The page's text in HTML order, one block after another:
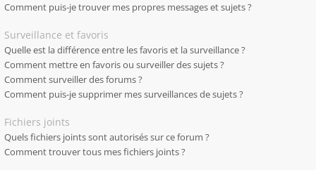
Comment puis-je trouver mes propres messages et sujets ?
Surveillance et favoris
Quelle est la différence entre les favoris et la surveillance ?
Comment mettre en favoris ou surveiller des sujets ?
Comment surveiller des forums ?
Comment puis-je supprimer mes surveillances de sujets ?
Fichiers joints
Quels fichiers joints sont autorisés sur ce forum ?
Comment trouver tous mes fichiers joints ?